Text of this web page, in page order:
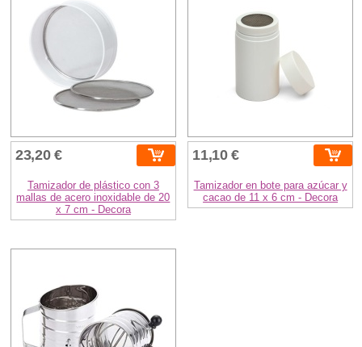
23,20 €
Tamizador de plástico con 3
mallas de acero inoxidable de 20
x 7 cm - Decora
11,10 €
Tamizador en bote para azúcar y
cacao de 11 x 6 cm - Decora